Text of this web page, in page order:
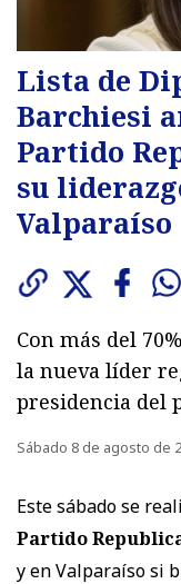
Lista de
Barchiesi
Partido
su
Valparaíso
Con más del
la nueva líder
presidencia del
Sábado 8 de agosto de
Este sábado se
Partido
y en Valparaíso si